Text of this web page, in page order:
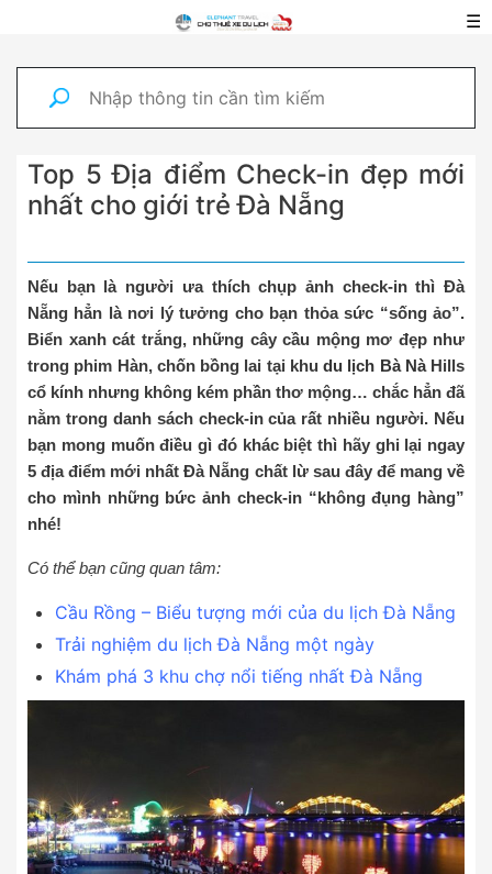
☰
Top 5 Địa điểm Check-in đẹp mới
nhất cho giới trẻ Đà Nẵng
Nếu bạn là người ưa thích chụp ảnh check-in thì Đà
Nẵng hẳn là nơi lý tưởng cho bạn thỏa sức “sống ảo”.
Biển xanh cát trắng, những cây cầu mộng mơ đẹp như
trong phim Hàn, chốn bồng lai tại khu du lịch Bà NàHills
cổ kính nhưng không kém phần thơ mộng… chắc hẳn đã
nằm trong danh sách check-in của rất nhiều người. Nếu
bạn mong muốn điều gì đó khác biệt thì hãy ghi lại ngay
5 địa điểm mới nhất Đà Nẵng chất lừ sau đây để mang về
cho mình những bức ảnh check-in “không đụng hàng”
nhé!
Có thể bạn cũng quan tâm:
Cầu Rồng – Biểu tượng mới của du lịch Đà Nẵng
Trải nghiệm du lịch Đà Nẵng một ngày
Khám phá 3 khu chợ nổi tiếng nhất Đà Nẵng